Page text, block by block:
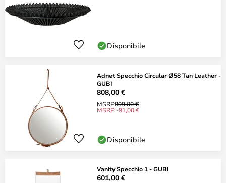
Disponibile
Adnet Specchio Circular Ø58 Tan Leather -
GUBI
808,00 €
MSRP899,00 €
MSRP -91,00 €
Disponibile
Vanity Specchio 1 - GUBI
601,00 €